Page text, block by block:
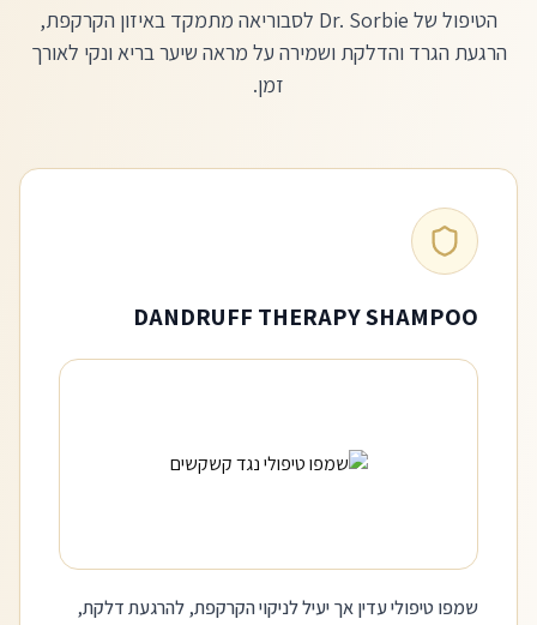
הטיפול של Dr. Sorbie לסבוריאה מתמקד באיזון הקרקפת,
הרגעת הגרד והדלקת ושמירה על מראה שיער בריא ונקי לאורך
זמן.
DANDRUFF THERAPY SHAMPOO
שמפו טיפולי עדין אך יעיל לניקוי הקרקפת, להרגעת דלקת,